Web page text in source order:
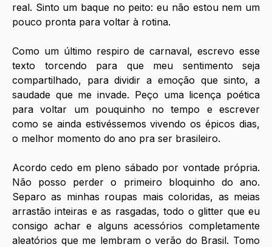
real. Sinto um baque no peito: eu não estou nem um
pouco pronta para voltar à rotina.
Como um último respiro de carnaval, escrevo esse
texto torcendo para que meu sentimento seja
compartilhado, para dividir a emoção que sinto, a
saudade que me invade. Peço uma licença poética
para voltar um pouquinho no tempo e escrever
como se ainda estivéssemos vivendo os épicos dias,
o melhor momento do ano pra ser brasileiro.
Acordo cedo em pleno sábado por vontade própria.
Não posso perder o primeiro bloquinho do ano.
Separo as minhas roupas mais coloridas, as meias
arrastão inteiras e as rasgadas, todo o glitter que eu
consigo achar e alguns acessórios completamente
aleatórios que me lembram o verão do Brasil. Tomo